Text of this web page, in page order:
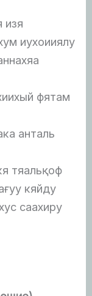
изя
иухоииялу
фятам
анталь
тяальқоф
кяйду
саахиру